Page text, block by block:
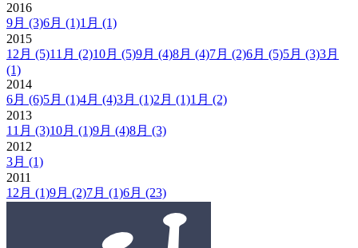
2016
9月 (3)6月 (1)1月 (1)
2015
12月 (5)11月 (2)10月 (5)9月 (4)8月 (4)7月 (2)6月 (5)5月 (3)3月
(1)
2014
6月 (6)5月 (1)4月 (4)3月 (1)2月 (1)1月 (2)
2013
11月 (3)10月 (1)9月 (4)8月 (3)
2012
3月 (1)
2011
12月 (1)9月 (2)7月 (1)6月 (23)